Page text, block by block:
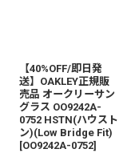
【40%OFF/即日発
送】OAKLEY正規販
売品 オークリーサン
グラス OO9242A-
0752 HSTN(ハウスト
ン)(Low Bridge Fit)
[OO9242A-0752]